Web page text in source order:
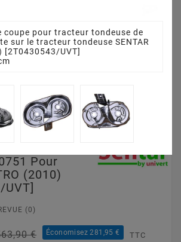
Pour
(2010)
UVT]
(0)
€ Économisez 281,95 € TTC
coupe pour tracteur tondeuse de
sur le tracteur tondeuse SENTAR
[2T0430543/UVT]